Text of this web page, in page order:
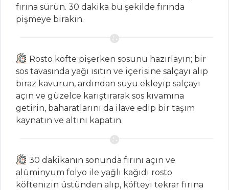
Asma Yaprağında
Enginar Dolması
Ispanaklı Köfte
Kabak Çubukları
HAMUR İŞLERI
fırına sürün. 30 dakika bu şekilde fırında
pişmeye bırakın.
Rosto köfte pişerken sosunu hazırlayın; bir
sos tavasında yağı ısıtın ve içerisine salçayı alıp
biraz kavurun, ardından suyu ekleyip salçayı
açın ve güzelce karıştırarak sos kıvamına
getirin, baharatlarını da ilave edip bir taşım
kaynatın ve altını kapatın.
30 dakikanın sonunda fırını açın ve
alüminyum folyo ile yağlı kağıdı rosto
köftenizin üstünden alıp, köfteyi tekrar fırına